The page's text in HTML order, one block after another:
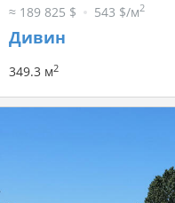
≈ 189 825 $ 543 $/м2
Дивин
349.3 м2